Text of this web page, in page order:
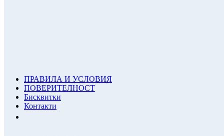
ПРАВИЛА И УСЛОВИЯ
ПОВЕРИТЕЛНОСТ
Бисквитки
Контакти